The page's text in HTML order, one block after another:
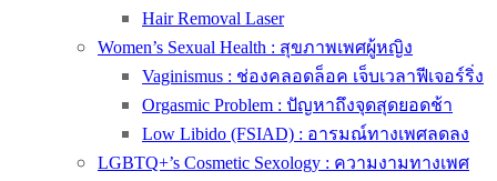
Hair Removal Laser
Women’s Sexual Health : สุขภาพเพศผู้หญิง
Vaginismus : ช่องคลอดล็อค เจ็บเวลาฟีเจอร์ริ่ง
Orgasmic Problem : ปัญหาถึงจุดสุดยอดช้า
Low Libido (FSIAD) : อารมณ์ทางเพศลดลง
LGBTQ+’s Cosmetic Sexology : ความงามทางเพศ